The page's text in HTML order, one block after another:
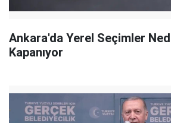
Ankara'da Yerel Seçimler
Kapanıyor